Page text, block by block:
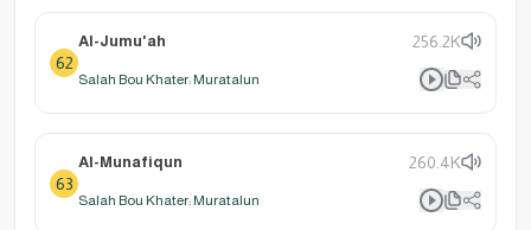
62
Al-Jumu'ah 256.2K
Salah Bou Khater: Muratalun
63
Al-Munafiqun 260.4K
Salah Bou Khater: Muratalun